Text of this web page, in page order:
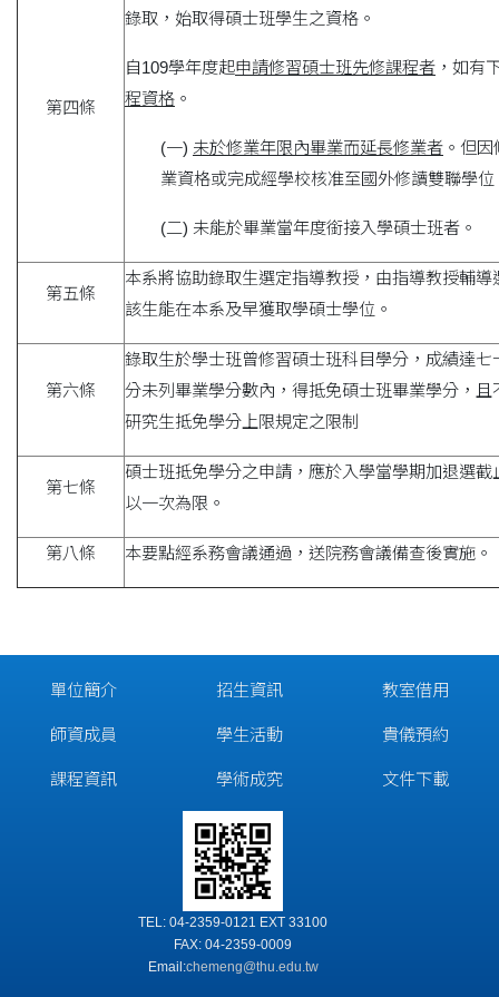
第四條
錄取，始取得碩士班學生之資格。
自109學年度起申請修習碩士班先修課程者 ，如有
程資格 。
(一) 未於修業年限內畢業而延長修業者 。但
業資格或完成經學校核准至國外修讀雙聯學
(二) 未能於畢業當年度銜接入學碩士班者。
第五條
本系將協助錄取生選定指導教授，由指導教授輔
該生能在本系及早獲取學碩士學位。
第六條
錄取生於學士班曾修習碩士班科目學分，成績達
分未列畢業學分數內，得抵免碩士班畢業學分，
研究生抵免學分上限規定之限制
第七條
碩士班抵免學分之申請，應於入學當學期加退選
以一次為限。
第八條 本要點經系務會議通過，送院務會議備查後實施。
單位簡介
師資成員
課程資訊
招生資訊
學生活動
學術成究
教室借用
貴儀預約
文件下載
TEL: 04-2359-0121 EXT 33100
FAX: 04-2359-0009
Email:chemeng@thu.edu.tw